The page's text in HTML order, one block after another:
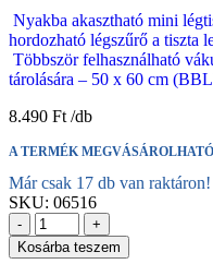
Nyakba akasztható mini
hordozható légszűrő a tiszta
Többször felhasználható
tárolására – 50 x 60 cm
8.490 Ft
A TERMÉK
Már csak 17 db van raktáron!
SKU: 06516
-
+
Kosárba teszem